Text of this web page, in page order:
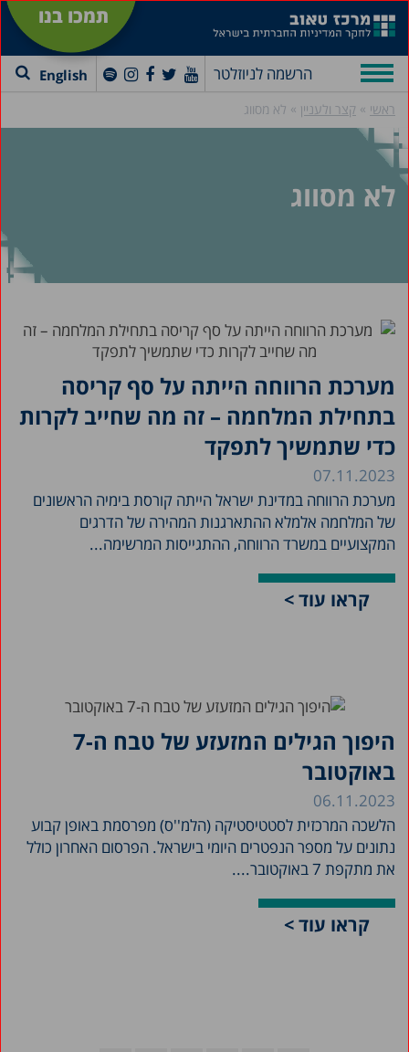
תמכו בנו
הרשמה לניוזלטר English
ראשי » קצר ולעניין » לא מסווג
לא מסווג
מערכת הרווחה הייתה על סף קריסה
בתחילת המלחמה – זה מה שחייב לקרות
כדי שתמשיך לתפקד
07.11.2023
מערכת הרווחה במדינת ישראל הייתה קורסת בימיה הראשונים
של המלחמה אלמלא ההתארגנות המהירה של הדרגים
המקצועיים במשרד הרווחה, ההתגייסות המרשימה...
קראו עוד >
היפוך הגילים המזעזע של טבח ה-7
באוקטובר
06.11.2023
הלשכה המרכזית לסטטיסטיקה (הלמ''ס) מפרסמת באופן קבוע
נתונים על מספר הנפטרים היומי בישראל. הפרסום האחרון כולל
את מתקפת 7 באוקטובר....
קראו עוד >